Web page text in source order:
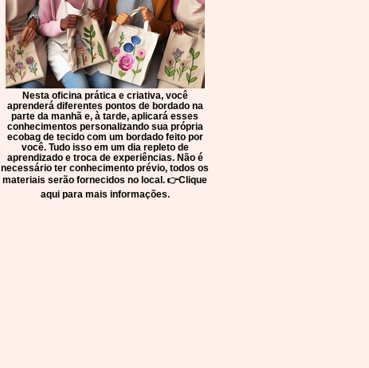
Nesta oficina prática e criativa, você
aprenderá diferentes pontos de bordado na
parte da manhã e, à tarde, aplicará esses
conhecimentos personalizando sua própria
ecobag de tecido com um bordado feito por
você. Tudo isso em um dia repleto de
aprendizado e troca de experiências. Não é
necessário ter conhecimento prévio, todos os
materiais serão fornecidos no local. 👉Clique
aqui para mais informações.